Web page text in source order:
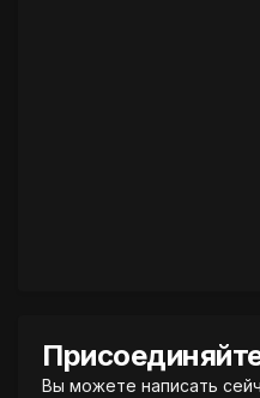
Вы можете написать